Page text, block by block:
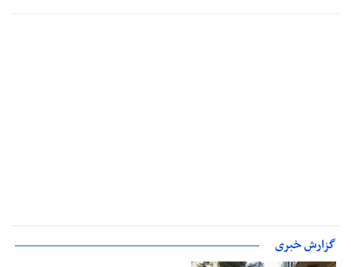
گزارش خبری